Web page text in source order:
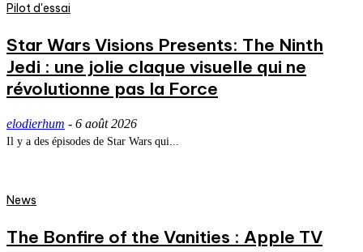
Pilot d'essai
Star Wars Visions Presents: The Ninth
Jedi : une jolie claque visuelle qui ne
révolutionne pas la Force
elodierhum - 6 août 2026
Il y a des épisodes de Star Wars qui...
News
The Bonfire of the Vanities : Apple TV